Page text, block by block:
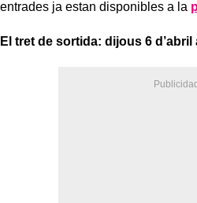
entrades ja estan disponibles a la
El tret de sortida: dijous 6